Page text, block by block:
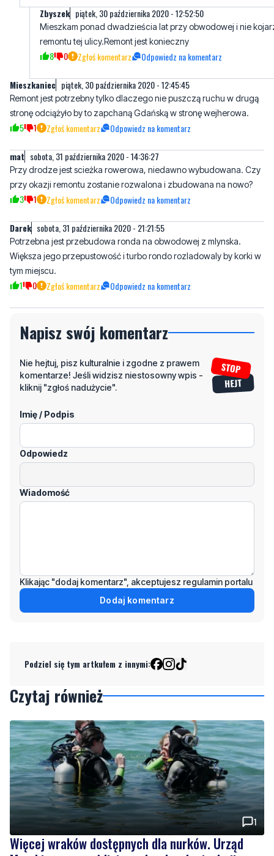
Zbyszek piątek, 30 października 2020 - 12:52:50
Mieszkam ponad dwadzieścia lat przy obwodowej i nie
remontu tej ulicy.Remont jest konieczny
8 0 Zgłoś komentarz Odpowiedz na komentarz
Mieszkaniec piątek, 30 października 2020 - 12:45:45
Remont jest potrzebny tylko dlaczego nie puszczą ruchu w drugą
stronę odciążyło by to zapchaną Gdańską w stronę wejherowa.
5 1 Zgłoś komentarz Odpowiedz na komentarz
mat sobota, 31 października 2020 - 14:36:27
Przy drodze jest scieżka rowerowa, niedawno wybudowana. Czy
przy okazji remontu zostanie rozwalona i zbudowana na nowo?
3 1 Zgłoś komentarz Odpowiedz na komentarz
Darek sobota, 31 października 2020 - 21:21:55
Potrzebna jest przebudowa ronda na obwodowej z mlynska.
Większa jego przepustowość i turbo rondo rozladowaly by korki w
tym miejscu.
1 0 Zgłoś komentarz Odpowiedz na komentarz
Napisz swój komentarz
Nie hejtuj, pisz kulturalnie i zgodne z prawem
komentarze! Jeśli widzisz niestosowny wpis -
kliknij "zgłoś nadużycie".
Imię / Podpis
Odpowiedz
Wiadomość
Klikając "dodaj komentarz", akceptujesz regulamin portalu
Dodaj komentarz
Podziel się tym artkułem z innymi:
Czytaj również
1
Więcej wraków dostępnych dla nurków. Urząd